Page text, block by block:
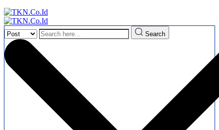
Search